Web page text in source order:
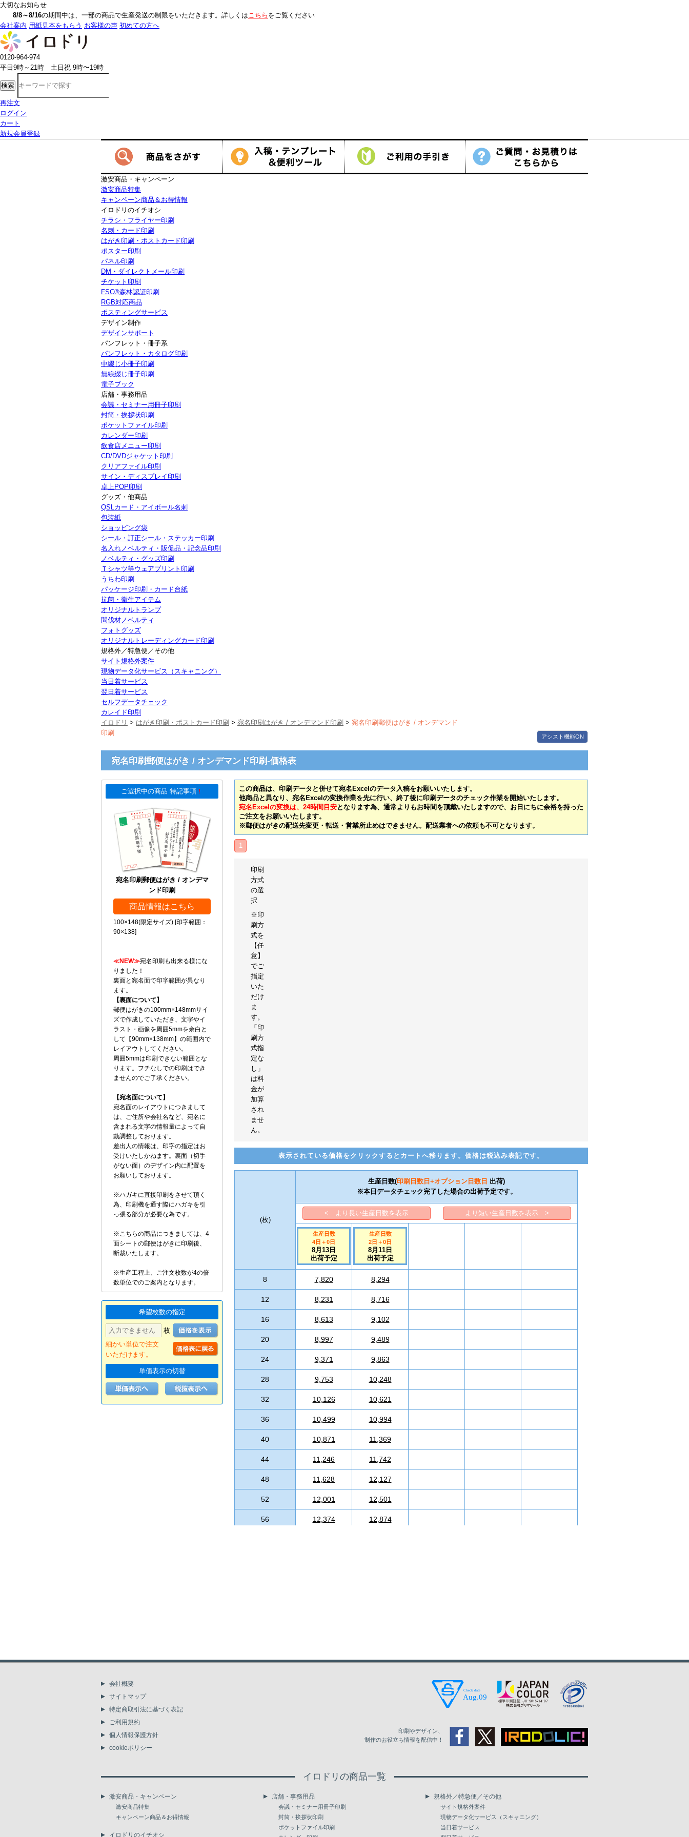
大切なお知らせ
8/8～8/16の期間中は、一部の商品で生産発送の制限をいただきます。詳しくは こちら をご覧ください
会社案内 用紙見本をもらう お客様の声 初めての方へ
0120-964-974
平日9時～21時 土日祝 9時〜19時
検索
再注文
ログイン
カート
新規会員登録
激安商品・キャンペーン
激安商品特集
キャンペーン商品＆お得情報
イロドリのイチオシ
チラシ・フライヤー印刷
名刺・カード印刷
はがき印刷・ポストカード印刷
ポスター印刷
パネル印刷
DM・ダイレクトメール印刷
チケット印刷
FSC®森林認証印刷
RGB対応商品
ポスティングサービス
デザイン制作
デザインサポート
パンフレット・冊子系
パンフレット・カタログ印刷
中綴じ小冊子印刷
無線綴じ冊子印刷
電子ブック
店舗・事務用品
会議・セミナー用冊子印刷
封筒・挨拶状印刷
ポケットファイル印刷
カレンダー印刷
飲食店メニュー印刷
CD/DVDジャケット印刷
クリアファイル印刷
サイン・ディスプレイ印刷
卓上POP印刷
グッズ・他商品
QSLカード・アイボール名刺
包装紙
ショッピング袋
シール・訂正シール・ステッカー印刷
名入れノベルティ・販促品・記念品印刷
ノベルティ・グッズ印刷
Ｔシャツ等ウェアプリント印刷
うちわ印刷
パッケージ印刷・カード台紙
抗菌・衛生アイテム
オリジナルトランプ
間伐材ノベルティ
フォトグッズ
オリジナルトレーディングカード印刷
規格外／特急便／その他
サイト規格外案件
現物データ化サービス（スキャニング）
当日着サービス
翌日着サービス
セルフデータチェック
カレイド印刷
イロドリ > はがき印刷・ポストカード印刷 > 宛名印刷はがき / オンデマンド印刷 > 宛名印刷郵便はがき / オンデマンド
印刷
アシスト機能ON
宛名印刷郵便はがき / オンデマンド印刷-価格表
ご選択中の商品 特記事項 ！
宛名印刷郵便はがき / オンデマ
ンド印刷
商品情報はこちら
100×148(限定サイズ) [印字範囲：
90×138]
≪NEW≫宛名印刷も出来る様にな
りました！
裏面と宛名面で印字範囲が異なり
ます。
【裏面について】
郵便はがきの100mm×148mmサイ
ズで作成していただき、文字やイ
ラスト・画像を周囲5mmを余白と
して【90mm×138mm】の範囲内で
レイアウトしてください。
周囲5mmは印刷できない範囲とな
ります。フチなしでの印刷はでき
ませんのでご了承ください。
【宛名面について】
宛名面のレイアウトにつきまして
は、ご住所や会社名など、宛名に
含まれる文字の情報量によって自
動調整しております。
差出人の情報は、印字の指定はお
受けいたしかねます。裏面（切手
がない面）のデザイン内に配置を
お願いしております。
※ハガキに直接印刷をさせて頂く
為、印刷機を通す際にハガキを引
っ張る部分が必要な為です。
※こちらの商品につきましては、4
面シートの郵便はがきに印刷後、
断裁いたします。
※生産工程上、ご注文枚数が4の倍
数単位でのご案内となります。
希望枚数の指定
枚
細かい単位で注文
いただけます。
単価表示の切替
この商品は、印刷データと併せて宛名Excelのデータ入稿をお願いいたします。
他商品と異なり、宛名Excelの変換作業を先に行い、終了後に印刷データのチェック作業を開始いたします。
宛名Excelの変換は、24時間目安となります為、通常よりもお時間を頂戴いたしますので、お日にちに余裕を持った
ご注文をお願いいたします。
※郵便はがきの配送先変更・転送・営業所止めはできません。配送業者への依頼も不可となります。
1
印刷
方式
の選
択
※印
刷方
式を
【任
意】
でご
指定
いた
だけ
ま
す。
「印
刷方
式指
定な
し」
は料
金が
加算
され
ませ
ん。
表示されている価格をクリックするとカートへ移ります。価格は税込み表記です。
(枚)
生産日数(印刷日数 日+オプション日数 日 出荷)
※本日データチェック完了した場合の出荷予定です。
< より長い生産日数を表示 より短い生産日数を表示 >
生産日数
4日 ＋0日
8月13日
出荷予定
生産日数
2日 ＋0日
8月11日
出荷予定
8 7,820 8,294
12 8,231 8,716
16 8,613 9,102
20 8,997 9,489
24 9,371 9,863
28 9,753 10,248
32 10,126 10,621
36 10,499 10,994
40 10,871 11,369
44 11,246 11,742
48 11,628 12,127
52 12,001 12,501
56 12,374 12,874
84 15,498 16,130
17,969
108 18,677 19,457
112 19,114
19,562
会社概要
サイトマップ
特定商取引法に基づく表記
ご利用規約
個人情報保護方針
cookieポリシー
印刷やデザイン、
制作のお役立ち情報を配信中！
イロドリの商品一覧
激安商品・キャンペーン
激安商品特集
キャンペーン商品＆お得情報
イロドリのイチオシ
店舗・事務用品
会議・セミナー用冊子印刷
封筒・挨拶状印刷
ポケットファイル印刷
規格外／特急便／その他
サイト規格外案件
現物データ化サービス（スキャニング）
当日着サービス